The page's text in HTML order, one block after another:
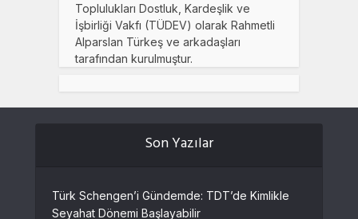
Toplulukları Dostluk, Kardeşlik ve
İşbirliği Vakfı (TÜDEV) olarak Rahmetli
Alparslan Türkeş ve arkadaşları
tarafından kurulmuştur.
Son Yazılar
Türk Schengen’i Gündemde: TDT’de Kimlikle
Seyahat Dönemi Başlayabilir